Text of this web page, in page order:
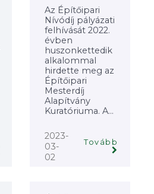
Az Építőipari
Nívódíj pályázati
felhívását 2022.
évben
huszonkettedik
alkalommal
hirdette meg az
Építőipari
Mesterdíj
Alapítvány
Kuratóriuma. A...
2023-
03-
02
Tovább